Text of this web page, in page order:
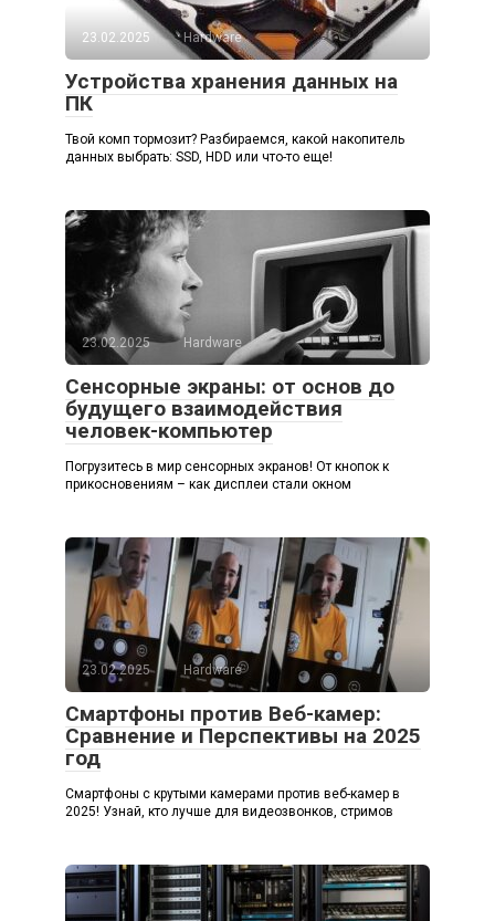
23.02.2025 Hardware
Устройства хранения данных на
ПК
Твой комп тормозит? Разбираемся, какой накопитель
данных выбрать: SSD, HDD или что-то еще!
23.02.2025 Hardware
Сенсорные экраны: от основ до
будущего взаимодействия
человек-компьютер
Погрузитесь в мир сенсорных экранов! От кнопок к
прикосновениям – как дисплеи стали окном
23.02.2025 Hardware
Смартфоны против Веб-камер:
Сравнение и Перспективы на 2025
год
Смартфоны с крутыми камерами против веб-камер в
2025! Узнай, кто лучше для видеозвонков, стримов